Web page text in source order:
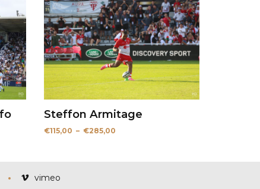
Steffon Armitage
€115,00 – €285,00Plage
vimeo